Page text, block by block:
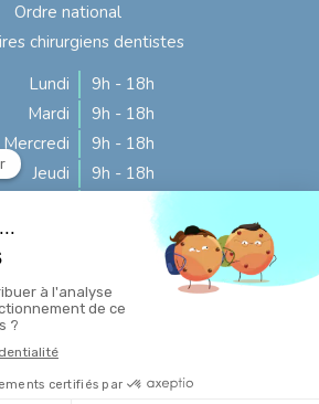
Ordre national
chirurgiens dentistes
Lundi
9h - 18h
Mardi
9h - 18h
Mercredi
9h - 18h
Jeudi
9h - 18h
Samedi